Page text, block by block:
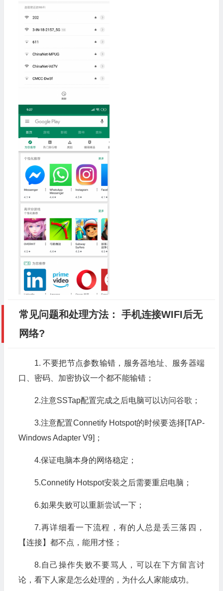
常见问题和处理方法： 手机连接WIFI后无
网络?
1. 不要把节点参数输错，服务器地址、服务器端
口、密码、加密协议一个都不能输错；
2.注意SSTap配置完成之后电脑可以访问谷歌；
3.注意配置Connetify Hotspot的时候要选择[TAP-
Windows Adapter V9]；
4.保证电脑本身的网络稳定；
5.Connetify Hotspot安装之后需要重启电脑；
6.如果失败可以重新尝试一下；
7.再详细看一下流程，有的人总是丢三落四，
【连接】都不点，能用才怪；
8.自己操作失败不要骂人，可以在下方留言讨
论，看下人家是怎么处理的，为什么人家能成功。